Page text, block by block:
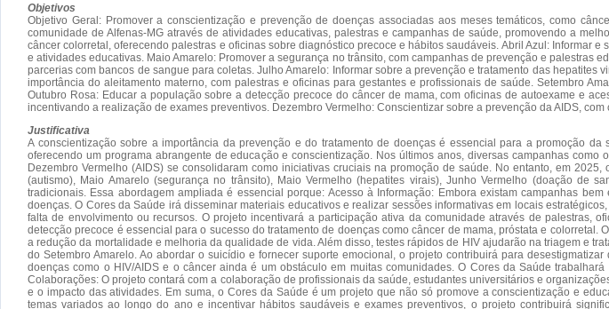
Objetivos
Objetivo Geral: Promover a conscientização e prevenção de doenças associadas aos meses temáticos, como
comunidade de Alfenas-MG através de atividades educativas, palestras e campanhas de saúde, promovendo a
câncer colorretal, oferecendo palestras e oficinas sobre diagnóstico precoce e hábitos saudáveis. Abril Azul:
e atividades educativas. Maio Amarelo: Promover a segurança no trânsito, com campanhas de prevenção e
parcerias com bancos de sangue para coletas. Julho Amarelo: Informar sobre a prevenção e tratamento das
importância do aleitamento materno, com palestras e oficinas para gestantes e profissionais de saúde. Setembro
Outubro Rosa: Educar a população sobre a detecção precoce do câncer de mama, com oficinas de autoexame e
incentivando a realização de exames preventivos. Dezembro Vermelho: Conscientizar sobre a prevenção da AIDS,
Justificativa
A conscientização sobre a importância da prevenção e do tratamento de doenças é essencial para a promoção
oferecendo um programa abrangente de educação e conscientização. Nos últimos anos, diversas campanhas
Dezembro Vermelho (AIDS) se consolidaram como iniciativas cruciais na promoção de saúde. No entanto, em
(autismo), Maio Amarelo (segurança no trânsito), Maio Vermelho (hepatites virais), Junho Vermelho (doação de
tradicionais. Essa abordagem ampliada é essencial porque: Acesso à Informação: Embora existam campanhas
doenças. O Cores da Saúde irá disseminar materiais educativos e realizar sessões informativas em locais
falta de envolvimento ou recursos. O projeto incentivará a participação ativa da comunidade através de palestras,
detecção precoce é essencial para o sucesso do tratamento de doenças como câncer de mama, próstata e
a redução da mortalidade e melhoria da qualidade de vida. Além disso, testes rápidos de HIV ajudarão na triagem e
do Setembro Amarelo. Ao abordar o suicídio e fornecer suporte emocional, o projeto contribuirá para
doenças como o HIV/AIDS e o câncer ainda é um obstáculo em muitas comunidades. O Cores da Saúde
Colaborações: O projeto contará com a colaboração de profissionais da saúde, estudantes universitários e
e o impacto das atividades. Em suma, o Cores da Saúde é um projeto que não só promove a conscientização e
temas variados ao longo do ano e incentivar hábitos saudáveis e exames preventivos, o projeto contribuirá